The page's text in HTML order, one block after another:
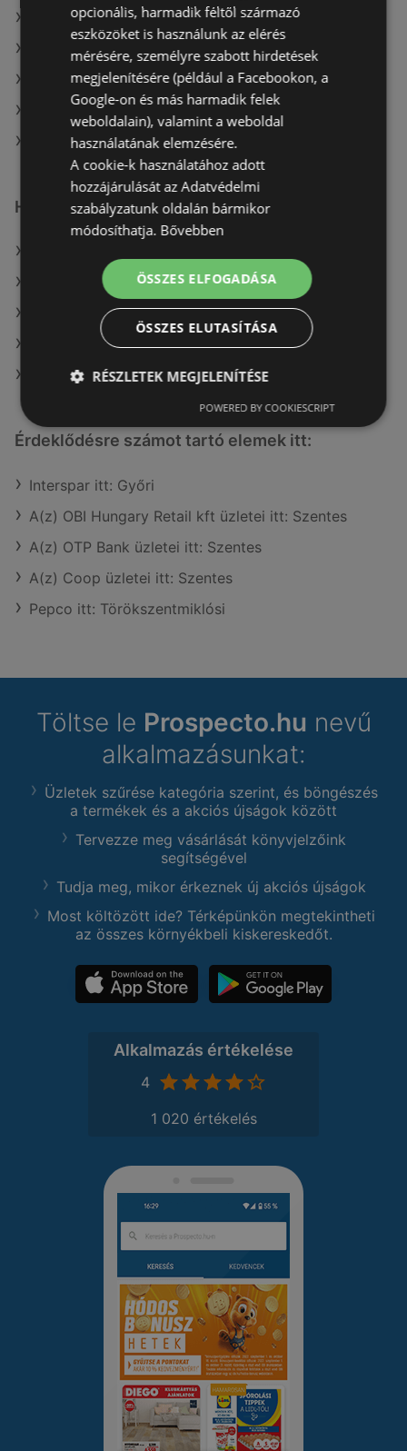
A(z) Spar aktuális akciós újságjai
A(z) Tesco aktuális akciós újságjai
A(z) ALDI aktuális akciós újságjai
A(z) Auchan aktuális akciós újságjai
A(z) COOP Szolnok Zrt. üzletei itt: Téti
Hasonló kiskereskedők
A(z) ALDI ajánlatai
A(z) Metro ajánlatai
A(z) Fressnapf-Hungária Kft. ajánlatai
A(z) Privát max ajánlatai
Érdeklődésre számot tartó elemek itt:
Interspar itt: Győri
A(z) OBI Hungary Retail kft üzletei itt: Szentes
A(z) OTP Bank üzletei itt: Szentes
A(z) Coop üzletei itt: Szentes
Pepco itt: Törökszentmiklósi
Töltse le Prospecto.hu nevű
alkalmazásunkat:
Üzletek szűrése kategória szerint, és böngészés
a termékek és a akciós újságok között
Tervezze meg vásárlását könyvjelzőink
segítségével
Tudja meg, mikor érkeznek új akciós újságok
Most költözött ide? Térképünkön megtekintheti
az összes környékbeli kiskereskedőt.
Alkalmazás értékelése
4
1 020 értékelés
opcionális, harmadik féltől származó
eszközöket is használunk az elérés
mérésére, személyre szabott hirdetések
megjelenítésére (például a Facebookon, a
Google-on és más harmadik felek
weboldalain), valamint a weboldal
használatának elemzésére.
A cookie-k használatához adott
hozzájárulását az Adatvédelmi
szabályzatunk oldalán bármikor
módosíthatja. Bővebben
ÖSSZES ELFOGADÁSA
ÖSSZES ELUTASÍTÁSA
RÉSZLETEK MEGJELENÍTÉSE
POWERED BY COOKIESCRIPT